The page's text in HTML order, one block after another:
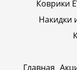
Коврики
Накидки
Главная